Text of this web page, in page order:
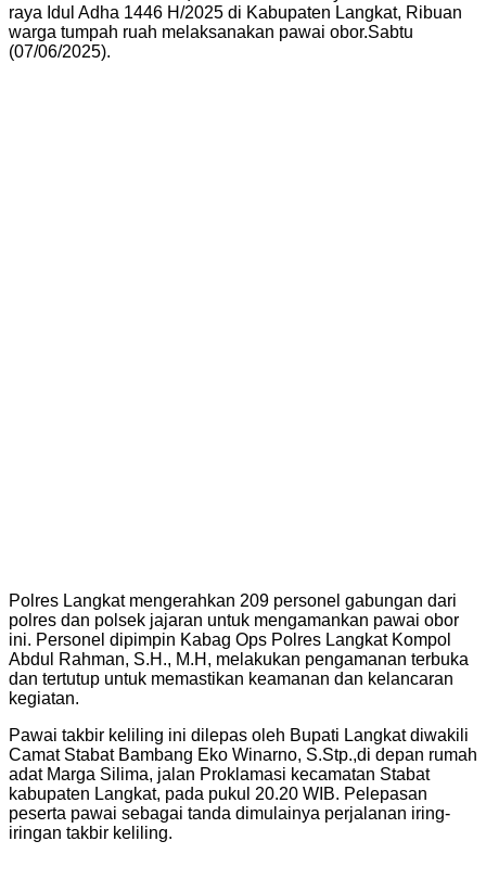
raya Idul Adha 1446 H/2025 di Kabupaten Langkat, Ribuan
warga tumpah ruah melaksanakan pawai obor.Sabtu
(07/06/2025).
Polres Langkat mengerahkan 209 personel gabungan dari
polres dan polsek jajaran untuk mengamankan pawai obor
ini. Personel dipimpin Kabag Ops Polres Langkat Kompol
Abdul Rahman, S.H., M.H, melakukan pengamanan terbuka
dan tertutup untuk memastikan keamanan dan kelancaran
kegiatan.
Pawai takbir keliling ini dilepas oleh Bupati Langkat diwakili
Camat Stabat Bambang Eko Winarno, S.Stp.,di depan rumah
adat Marga Silima, jalan Proklamasi kecamatan Stabat
kabupaten Langkat, pada pukul 20.20 WIB. Pelepasan
peserta pawai sebagai tanda dimulainya perjalanan iring-
iringan takbir keliling.